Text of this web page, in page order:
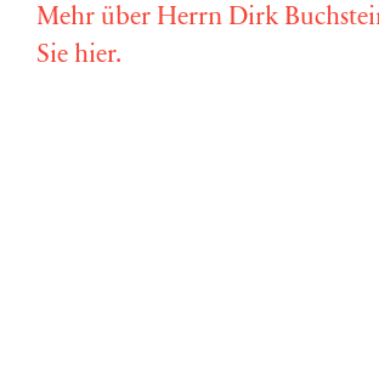
Mehr über Herrn Dirk
Sie hier.